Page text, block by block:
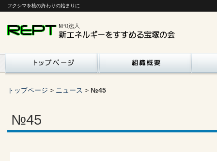
フクシマを核の終わりの始まりに
トップページ > ニュース > №45
№45